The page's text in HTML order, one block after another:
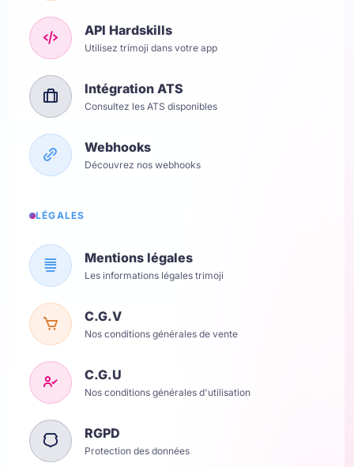
API Hardskills
Utilisez trimoji dans votre app
Intégration ATS
Consultez les ATS disponibles
Webhooks
Découvrez nos webhooks
LÉGALES
Mentions légales
Les informations légales trimoji
C.G.V
Nos conditions générales de vente
C.G.U
Nos conditions générales d'utilisation
RGPD
Protection des données